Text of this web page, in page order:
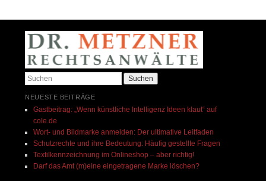
Suchen
NEUESTE BEITRÄGE
Gastbeitrag: „Wenn künstliche Intelligenz Ideen klaut“ auf
cole.de​
Wort- und Bildmarke anmelden: Der ultimative Leitfaden
Schutzrechte und ihre Bedeutung: Häufig gestellte Fragen
Textilkennzeichnung im Onlineshop – aber richtig!
Darf das Amt (m)eine eingetragene Marke löschen?